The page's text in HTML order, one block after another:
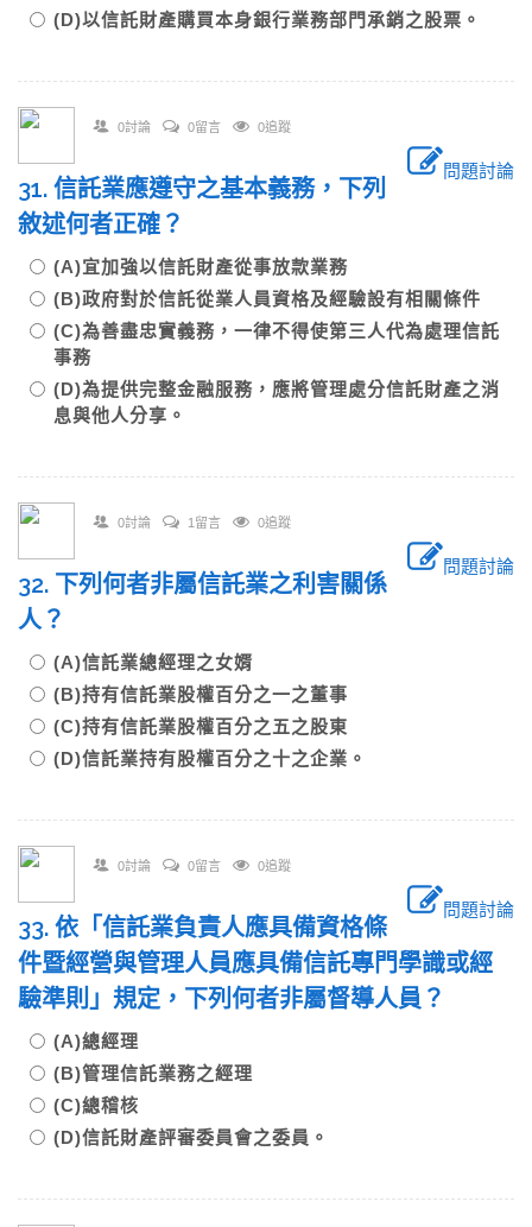
(D)以信託財產購買本身銀行業務部門承銷之股票。
0討論 0留言 0追蹤
問題討論
31. 信託業應遵守之基本義務，下列
敘述何者正確？
(A)宜加強以信託財產從事放款業務
(B)政府對於信託從業人員資格及經驗設有相關條件
(C)為善盡忠實義務，一律不得使第三人代為處理信託
事務
(D)為提供完整金融服務，應將管理處分信託財產之消
息與他人分享。
0討論 1留言 0追蹤
問題討論
32. 下列何者非屬信託業之利害關係
人？
(A)信託業總經理之女婿
(B)持有信託業股權百分之一之董事
(C)持有信託業股權百分之五之股東
(D)信託業持有股權百分之十之企業。
0討論 0留言 0追蹤
問題討論
33. 依「信託業負責人應具備資格條
件暨經營與管理人員應具備信託專門學識或經
驗準則」規定，下列何者非屬督導人員？
(A)總經理
(B)管理信託業務之經理
(C)總稽核
(D)信託財產評審委員會之委員。